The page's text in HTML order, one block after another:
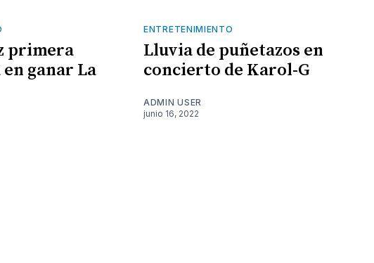
primera
ganar La
ENTRETENIMIENTO
Lluvia de puñetazos en
concierto de Karol-G
ADMIN USER
junio 16, 2022